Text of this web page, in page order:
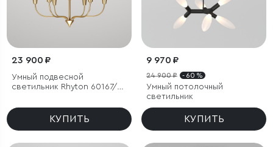
23 900 ₽
Умный подвесной
светильник Rhyton 60167/6
КУПИТЬ
9 970 ₽
24 900 ₽ - 60 %
Умный потолочный
светильник
КУПИТЬ